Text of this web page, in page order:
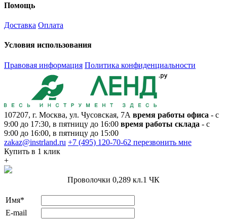
Помощь
Доставка Оплата
Условия использования
Правовая информация Политика конфиденциальности
107207, г. Москва, ул. Чусовская, 7А время работы офиса - с
9:00 до 17:30, в пятницу до 16:00 время работы склада - с
9:00 до 16:00, в пятницу до 15:00
zakaz@instrland.ru +7 (495) 120-70-62 перезвонить мне
Купить в 1 клик
+
Проволочки 0,289 кл.1 ЧК
Имя*
E-mail